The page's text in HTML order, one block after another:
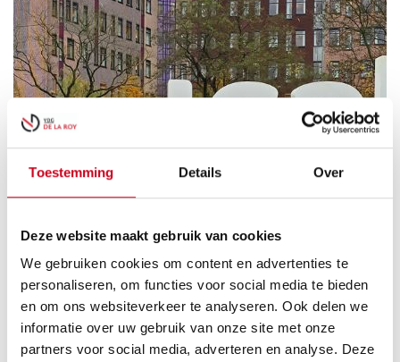
Toestemming Details Over
Deze website maakt gebruik van cookies
We gebruiken cookies om content en advertenties te
personaliseren, om functies voor social media te bieden
en om ons websiteverkeer te analyseren. Ook delen we
informatie over uw gebruik van onze site met onze
partners voor social media, adverteren en analyse. Deze